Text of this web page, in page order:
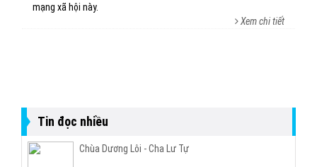
mạng xã hội này.
Xem chi tiết
Tin đọc nhiều
Chùa Dương Lôi - Cha Lư Tự